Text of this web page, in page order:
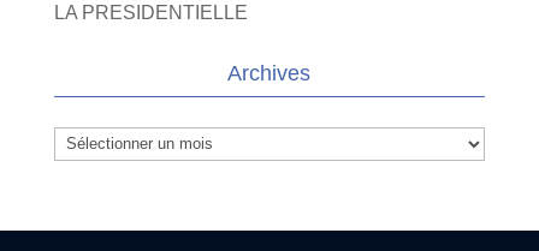
LA PRESIDENTIELLE
Archives
Archives